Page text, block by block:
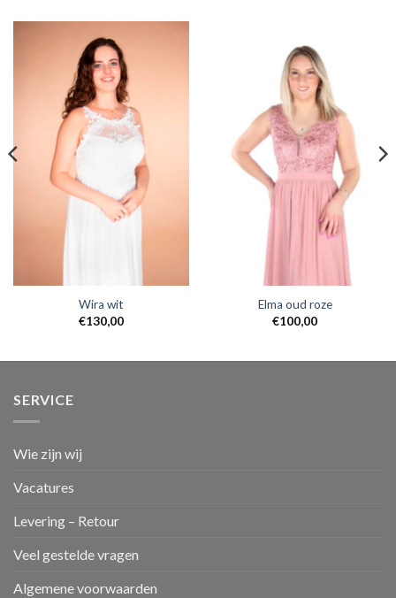
Wira wit
€130,00
Elma oud roze
€100,00
SERVICE
Wie zijn wij
Vacatures
Levering – Retour
Veel gestelde vragen
Algemene voorwaarden